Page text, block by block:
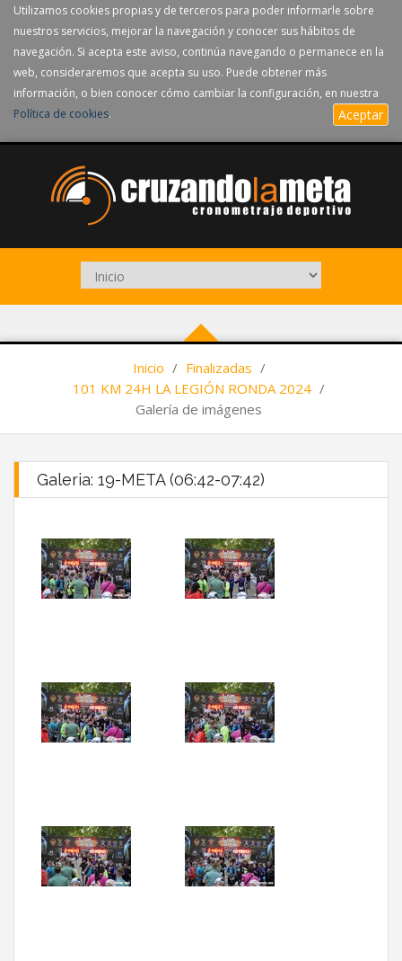
Utilizamos cookies propias y de terceros para poder informarle sobre
nuestros servicios, mejorar la navegación y conocer sus hábitos de
navegación. Si acepta este aviso, continúa navegando o permanece en la
web, consideraremos que acepta su uso. Puede obtener más
información, o bien conocer cómo cambiar la configuración, en nuestra
Política de cookies. Aceptar
Inicio / Finalizadas /
101 KM 24H LA LEGIÓN RONDA 2024 /
Galería de imágenes
Galeria: 19-META (06:42-07:42)